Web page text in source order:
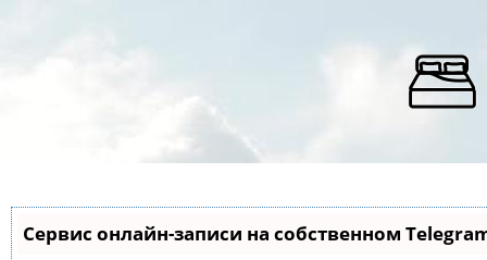
Сервис онлайн-записи на собственном